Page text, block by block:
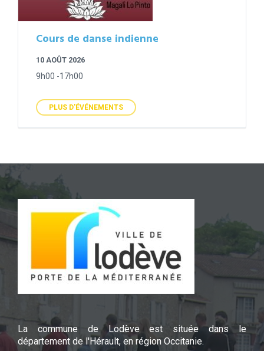
Cours de danse indienne
10 AOÛT 2026
9h00 -17h00
PLUS D'ÉVÉNEMENTS
La commune de Lodève est située dans le
département de l'Hérault, en région Occitanie.